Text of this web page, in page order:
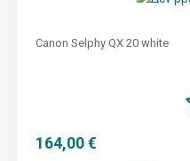
Canon Selphy QX 20 white
164,00 €